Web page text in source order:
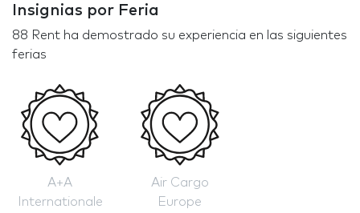
Insignias por Feria
88 Rent ha demostrado su experiencia en las siguientes
ferias
A+A
Internationale
Air Cargo
Europe